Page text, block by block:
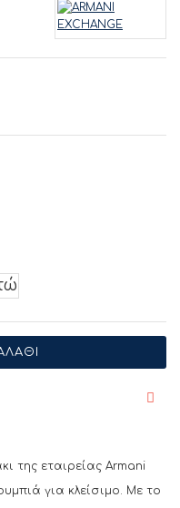
της εταιρείας Armani
για κλείσιμο. Με το